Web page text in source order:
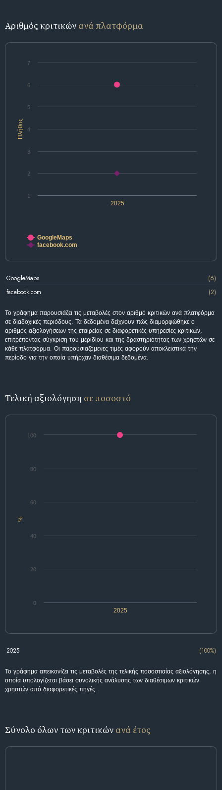
Αριθμός κριτικών ανά πλατφόρμα
Πλήθος
2025
1
2
3
4
5
6
7
GoogleMaps
facebook.com
GoogleMaps
(6)
facebook.com
(2)
Το γράφημα παρουσιάζει τις μεταβολές στον αριθμό κριτικών ανά πλατφόρμα
σε διαδοχικές περιόδους. Τα δεδομένα δείχνουν πώς διαμορφώθηκε ο
αριθμός αξιολογήσεων της εταιρείας σε διαφορετικές υπηρεσίες κριτικών,
επιτρέποντας σύγκριση του μεριδίου και της δραστηριότητας των χρηστών σε
κάθε πλατφόρμα. Οι παρουσιαζόμενες τιμές αφορούν αποκλειστικά την
περίοδο για την οποία υπήρχαν διαθέσιμα δεδομένα.
Τελική αξιολόγηση σε ποσοστό
%
2025
0
20
40
60
80
100
2025 (100%)
Το γράφημα απεικονίζει τις μεταβολές της τελικής ποσοστιαίας αξιολόγησης, η
οποία υπολογίζεται βάσει συνολικής ανάλυσης των διαθέσιμων κριτικών
χρηστών από διαφορετικές πηγές.
Σύνολο όλων των κριτικών ανά έτος